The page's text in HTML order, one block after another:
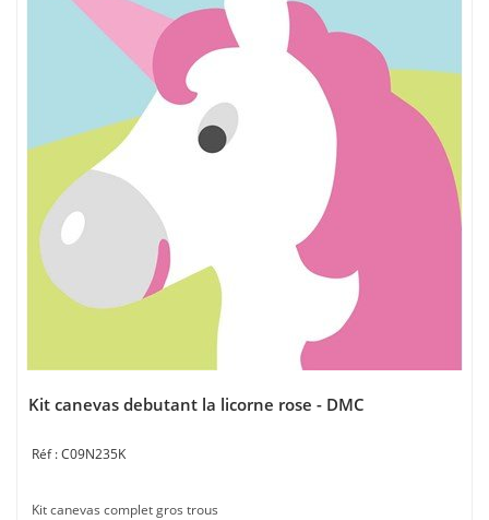
Kit canevas debutant la licorne rose - DMC
C09N235K
Kit canevas complet gros trous